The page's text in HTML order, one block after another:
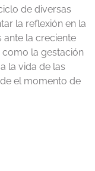
de diversas
la reflexión en la
la creciente
la gestación
la vida de las
el momento de